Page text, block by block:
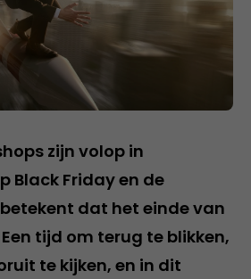
zijn volop in
Black Friday en de
dat het einde van
tijd om terug te blikken,
te kijken, en in dit